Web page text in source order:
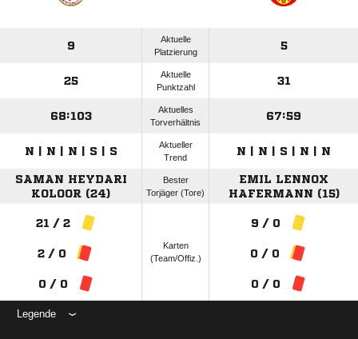
9
Aktuelle
Platzierung
5
25
Aktuelle
Punktzahl
31
68:103
Aktuelles
Torverhältnis
67:59
N | N | N | S | S
Aktueller
Trend
N | N | S | N | N
SAMAN HEYDARI
KOLOOR (24)
Bester
Torjäger (Tore)
EMIL LENNOX
HAFERMANN (15)
21 / 2
2 / 0
0 / 0
Karten
(Team/Offiz.)
9 / 0
0 / 0
0 / 0
Legende